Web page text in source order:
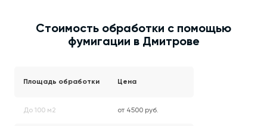
Стоимость обработки с помощью
фумигации в Дмитрове
Площадь обработки Цена
До 100 м2 от 4500 руб.